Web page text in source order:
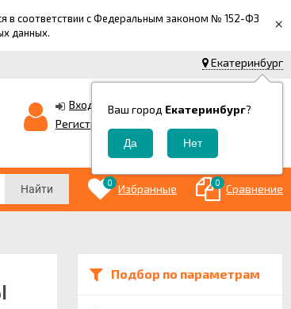
в соответствии с Федеральным законом № 152-ФЗ
данных. ×
Екатеринбург
Ваш город Екатеринбург?
Вход
Регистрация
Корзина
Найти
0 Избранные 0 Сравнение
Подбор по параметрам